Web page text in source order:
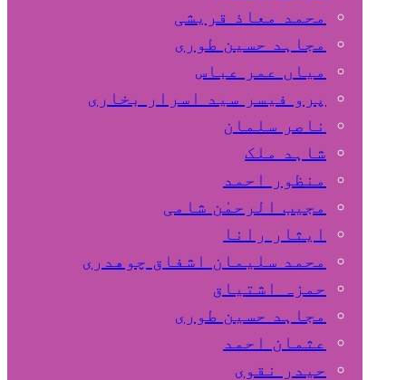
محمد معاذ قریشی
مجاہد حسین طوری
میاں عمر عباس
پرو فیسر سید اسرار بخاری
ناصر سلمان
شاہد ملک
منظور احمد
مجیب الرحمٰن شامی
ایثار رانا
محمد سلیمان اشفاق چوهدری
حمزہ اشتیاق
مجاہد حسین طوری
عثمان احمد
حیدر نقوی